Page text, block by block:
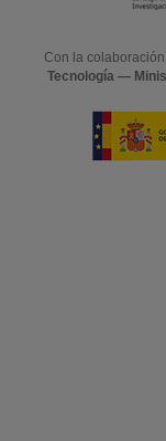
Con la
Tecnología —